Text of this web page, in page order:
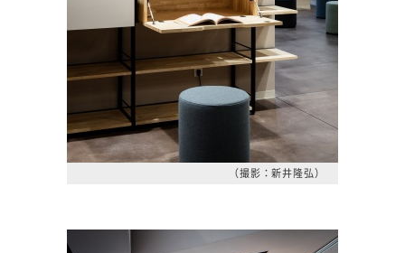
（撮影：新井隆弘）